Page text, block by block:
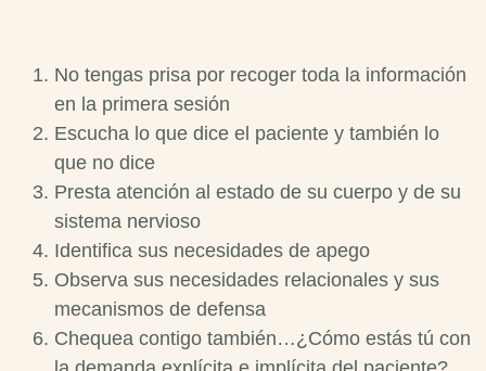
No tengas prisa por recoger toda la información
en la primera sesión
Escucha lo que dice el paciente y también lo
que no dice
Presta atención al estado de su cuerpo y de su
sistema nervioso
Identifica sus necesidades de apego
Observa sus necesidades relacionales y sus
mecanismos de defensa
Chequea contigo también…¿Cómo estás tú con